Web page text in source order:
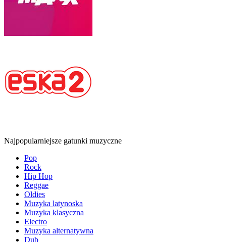
Najpopularniejsze gatunki muzyczne
Pop
Rock
Hip Hop
Reggae
Oldies
Muzyka latynoska
Muzyka klasyczna
Electro
Muzyka alternatywna
Dub